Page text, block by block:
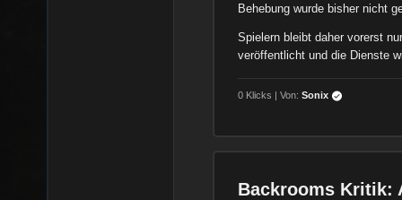
Behebung wurde bisher nicht
Spielern bleibt daher vorerst
veröffentlicht und die Dienste
0 Klicks | Von:Sonix
Backrooms Kritik: